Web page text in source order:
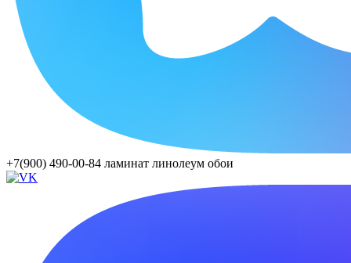
+7(900) 490-00-84 ламинат линолеум обои